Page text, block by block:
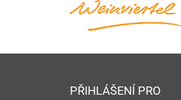
PŘIHLÁŠENÍ PRO